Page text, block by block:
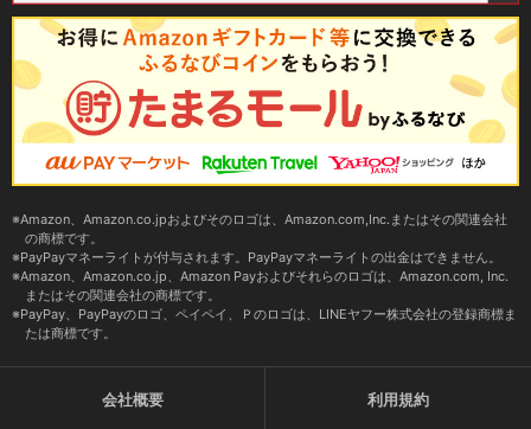
Amazon、Amazon.co.jpおよびそのロゴは、Amazon.com,Inc.またはその関連会社
の商標です。
PayPayマネーライトが付与されます。PayPayマネーライトの出金はできません。
Amazon、Amazon.co.jp、Amazon Payおよびそれらのロゴは、Amazon.com, Inc.
またはその関連会社の商標です。
PayPay、PayPayのロゴ、ペイペイ、Ｐのロゴは、LINEヤフー株式会社の登録商標ま
たは商標です。
会社概要 利用規約